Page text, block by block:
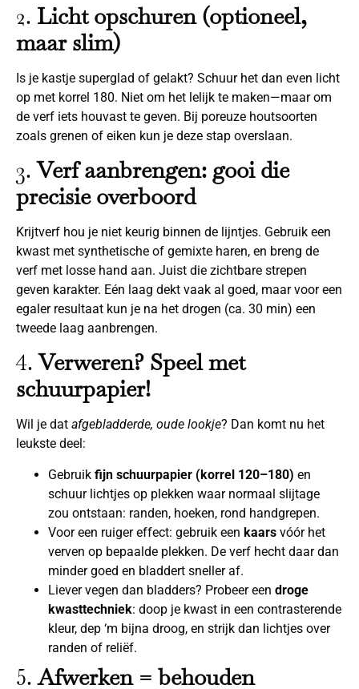
2. Licht opschuren (optioneel,
maar slim)
Is je kastje superglad of gelakt? Schuur het dan even licht
op met korrel 180. Niet om het lelijk te maken—maar om
de verf iets houvast te geven. Bij poreuze houtsoorten
zoals grenen of eiken kun je deze stap overslaan.
3.Verf aanbrengen: gooi die
precisie overboord
Krijtverf hou je niet keurig binnen de lijntjes. Gebruik een
kwast met synthetische of gemixte haren, en breng de
verf met losse hand aan. Juist die zichtbare strepen
geven karakter. Eén laag dekt vaak al goed, maar voor een
egaler resultaat kun je na het drogen (ca. 30 min) een
tweede laag aanbrengen.
4.Verweren? Speel met
schuurpapier!
Wil je dat afgebladderde, oude lookje? Dan komt nu het
leukste deel:
Gebruik fijn schuurpapier (korrel 120–180) en
schuur lichtjes op plekken waar normaal slijtage
zou ontstaan: randen, hoeken, rond handgrepen.
Voor een ruiger effect: gebruik een kaars vóór het
verven op bepaalde plekken. De verf hecht daar dan
minder goed en bladdert sneller af.
Liever vegen dan bladders? Probeer een droge
kwasttechniek: doop je kwast in een contrasterende
kleur, dep ‘m bijna droog, en strijk dan lichtjes over
randen of reliëf.
5.Afwerken = behouden